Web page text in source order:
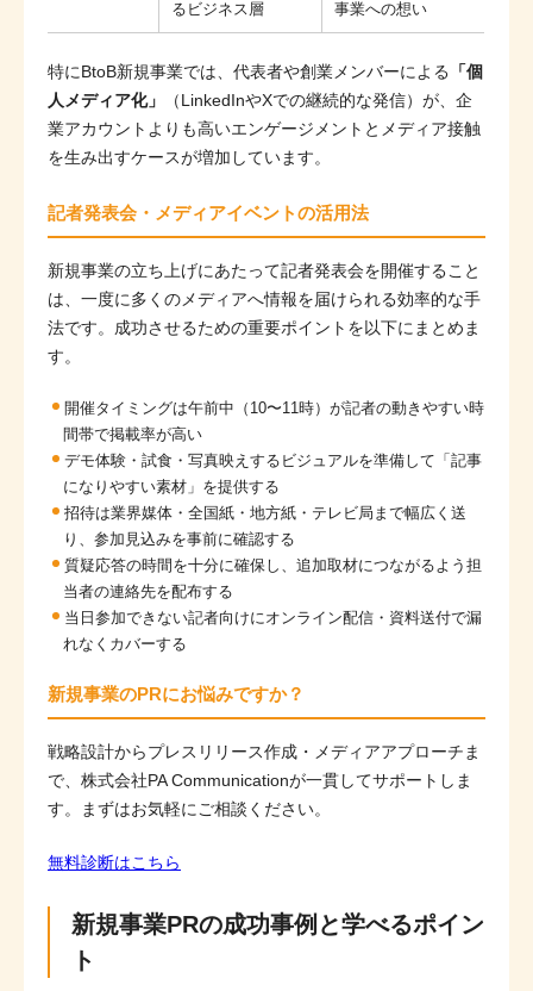
るビジネス層
事業への想い
特にBtoB新規事業では、代表者や創業メンバーによる
「個
人メディア化」
（LinkedInやXでの継続的な発信）が、企
業アカウントよりも高いエンゲージメントとメディア接触
を生み出すケースが増加しています。
記者発表会・メディアイベントの活用法
新規事業の立ち上げにあたって記者発表会を開催すること
は、一度に多くのメディアへ情報を届けられる効率的な手
法です。成功させるための重要ポイントを以下にまとめま
す。
開催タイミングは午前中（10〜11時）が記者の動きやすい時
間帯で掲載率が高い
デモ体験・試食・写真映えするビジュアルを準備して「記事
になりやすい素材」を提供する
招待は業界媒体・全国紙・地方紙・テレビ局まで幅広く送
り、参加見込みを事前に確認する
質疑応答の時間を十分に確保し、追加取材につながるよう担
当者の連絡先を配布する
当日参加できない記者向けにオンライン配信・資料送付で漏
れなくカバーする
新規事業のPRにお悩みですか？
戦略設計からプレスリリース作成・メディアアプローチま
で、株式会社PA Communicationが一貫してサポートしま
す。まずはお気軽にご相談ください。
無料診断はこちら
新規事業PRの成功事例と学べるポイン
ト